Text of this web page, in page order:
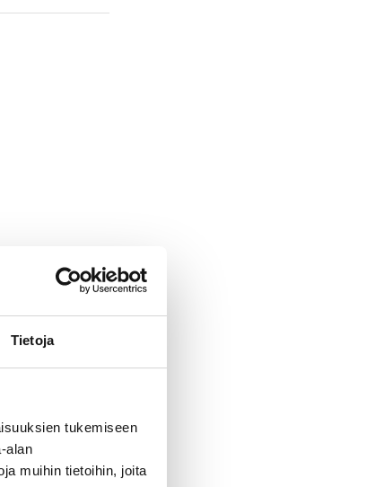
Tietoja
tukemiseen
alan
muihin tietoihin, joita